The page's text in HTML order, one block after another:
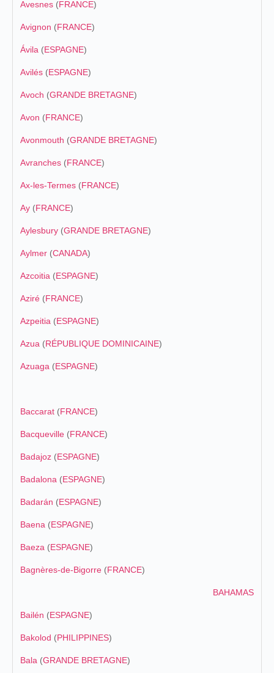
Avesnes (FRANCE)
Avignon (FRANCE)
Ávila (ESPAGNE)
Avilés (ESPAGNE)
Avoch (GRANDE BRETAGNE)
Avon (FRANCE)
Avonmouth (GRANDE BRETAGNE)
Avranches (FRANCE)
Ax-les-Termes (FRANCE)
Ay (FRANCE)
Aylesbury (GRANDE BRETAGNE)
Aylmer (CANADA)
Azcoitia (ESPAGNE)
Aziré (FRANCE)
Azpeitia (ESPAGNE)
Azua (RÉPUBLIQUE DOMINICAINE)
Azuaga (ESPAGNE)
Baccarat (FRANCE)
Bacqueville (FRANCE)
Badajoz (ESPAGNE)
Badalona (ESPAGNE)
Badarán (ESPAGNE)
Baena (ESPAGNE)
Baeza (ESPAGNE)
Bagnères-de-Bigorre (FRANCE)
BAHAMAS
Bailén (ESPAGNE)
Bakolod (PHILIPPINES)
Bala (GRANDE BRETAGNE)